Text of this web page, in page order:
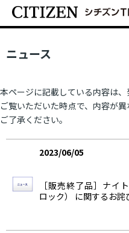
ニュース
本ページに記載している内容は、
ご覧いただいた時点で、内容が
ご了承ください。
2023/06/05
［販売終了品］ナイ
ロック） に関するお